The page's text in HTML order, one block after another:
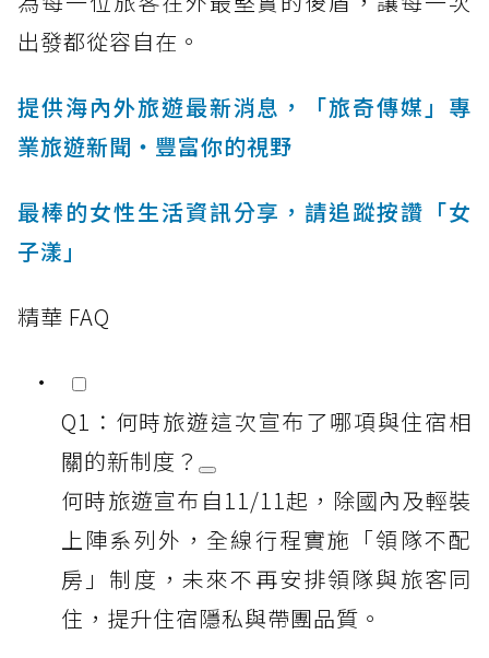
出發都從容自在。
提供海內外旅遊最新消息，「旅奇傳媒」專
業旅遊新聞‧豐富你的視野
最棒的女性生活資訊分享，請追蹤按讚「女
子漾」
精華 FAQ
Q1：何時旅遊這次宣布了哪項與住宿相
關的新制度？
何時旅遊宣布自11/11起，除國內及輕裝
上陣系列外，全線行程實施「領隊不配
房」制度，未來不再安排領隊與旅客同
住，提升住宿隱私與帶團品質。